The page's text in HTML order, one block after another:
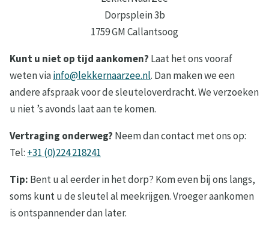
Dorpsplein 3b
1759 GM Callantsoog
Kunt u niet op tijd aankomen? Laat het ons vooraf
weten viainfo@lekkernaarzee.nl. Dan maken we een
andere afspraak voor de sleuteloverdracht. We verzoeken
u niet ’s avonds laat aan te komen.
Vertraging onderweg? Neem dan contact met ons op:
Tel: +31 (0)224 218241
Tip: Bent u al eerder in het dorp? Kom even bij ons langs,
soms kunt u de sleutel al meekrijgen. Vroeger aankomen
is ontspannender dan later.